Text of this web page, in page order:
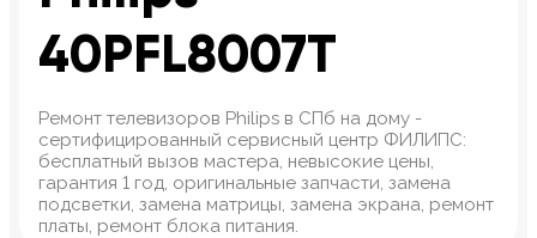
40PFL8007T
Ремонт телевизоров Philips в СПб на дому -
сертифицированный сервисный центр ФИЛИПС:
бесплатный вызов мастера, невысокие цены,
гарантия 1 год, оригинальные запчасти, замена
подсветки, замена матрицы, замена экрана, ремонт
платы, ремонт блока питания.